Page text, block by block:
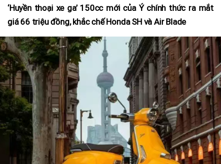
‘Huyền thoại xe ga’ 150cc mới của Ý chính thức ra mắt
giá 66 triệu đồng, khắc chế Honda SH và Air Blade